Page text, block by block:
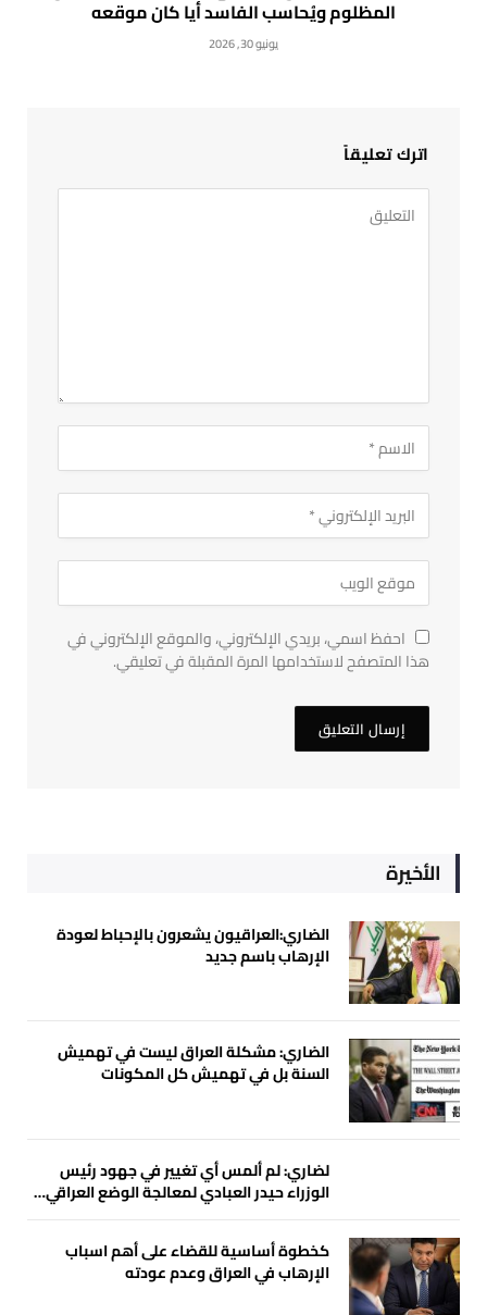
المظلوم ويُحاسب الفاسد أيا كان موقعه
يونيو 30, 2026
اترك تعليقاً
احفظ اسمي، بريدي الإلكتروني، والموقع الإلكتروني في
هذا المتصفح لاستخدامها المرة المقبلة في تعليقي.
الأخيرة
الضاري:العراقيون يشعرون بالإحباط لعودة
الإرهاب باسم جديد
الضاري: مشكلة العراق ليست في تهميش
السنة بل في تهميش كل المكونات
لضاري: لم ألمس أي تغيير في جهود رئيس
الوزراء حيدر العبادي لمعالجة الوضع العراقي…
كخطوة أساسية للقضاء على أهم اسباب
الإرهاب في العراق وعدم عودته